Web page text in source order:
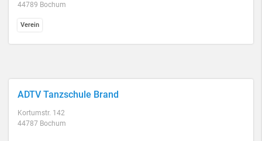
44789 Bochum
Verein
ADTV Tanzschule Brand
Kortumstr. 142
44787 Bochum